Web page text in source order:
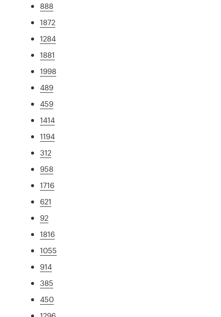
888
1872
1284
1881
1998
489
459
1414
1194
312
958
1716
621
92
1816
1055
914
385
450